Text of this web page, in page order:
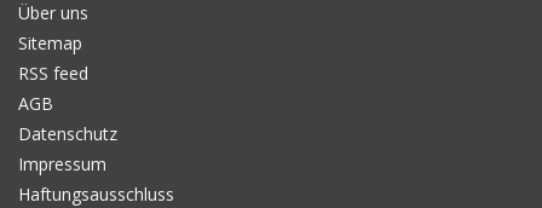
Über uns
Sitemap
RSS feed
AGB
Datenschutz
Impressum
Haftungsausschluss